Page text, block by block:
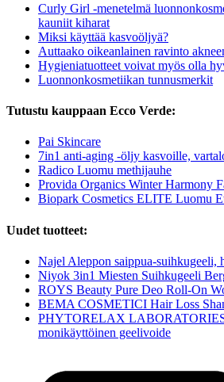
Curly Girl -menetelmä
kauniit kiharat
Miksi käyttää kasvoöljyä?
Auttaako oikeanlainen ravinto
Hygieniatuotteet voivat myös olla
Luonnonkosmetiikan tunnusmerkit
Tutustu kauppaan Ecco Verde:
Pai Skincare
7in1 anti-aging -öljy kasvoille,
Radico Luomu methijauhe
Provida Organics Winter Harmony
Biopark Cosmetics ELITE Luomu
Uudet tuotteet:
Najel Aleppon saippua-suihkugeeli,
Niyok 3in1 Miesten Suihkugeeli
ROYS Beauty Pure Deo Roll-On
BEMA COSMETICI Hair Loss
PHYTORELAX
monikäyttöinen geelivoide